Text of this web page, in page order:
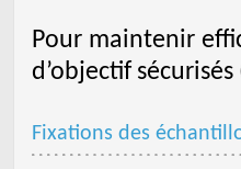
Pour maintenir
d’objectif
Fixations des